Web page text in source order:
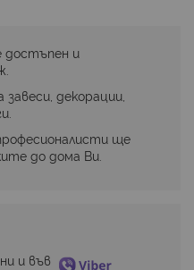
достъпен и
декорации,
ще
до дома Ви.
и във